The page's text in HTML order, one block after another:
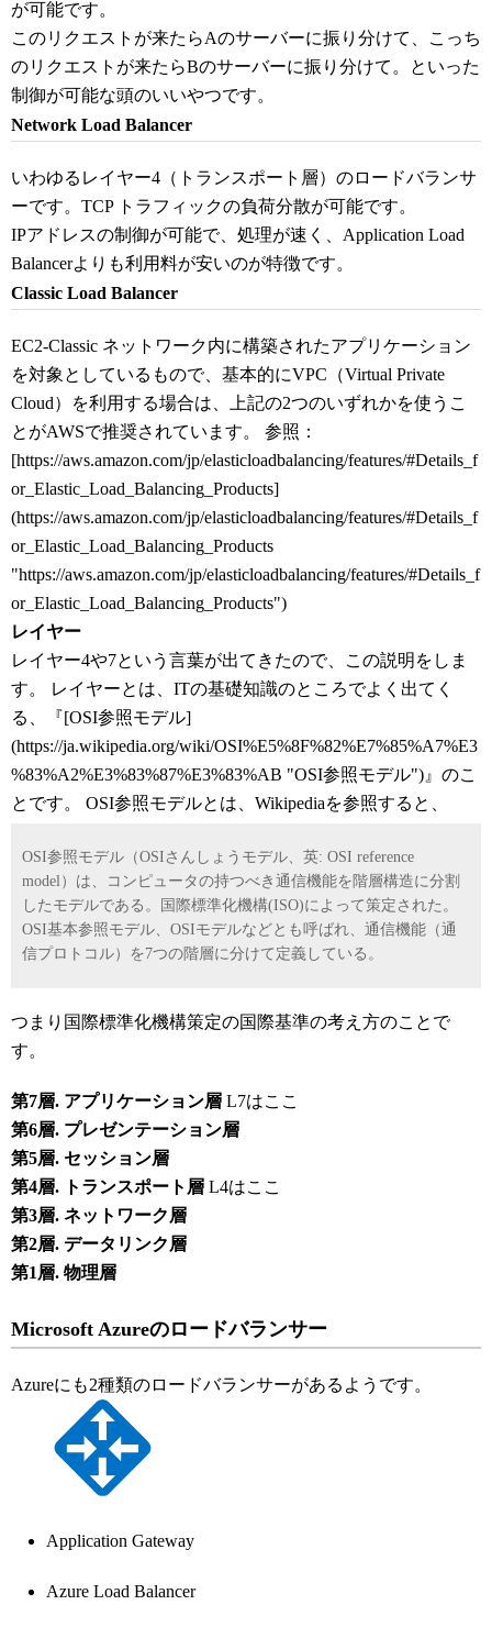
が可能です。
このリクエストが来たらAのサーバーに振り分けて、こっち
のリクエストが来たらBのサーバーに振り分けて。といった
制御が可能な頭のいいやつです。
Network Load Balancer
いわゆるレイヤー4（トランスポート層）のロードバランサ
ーです。TCP トラフィックの負荷分散が可能です。
IPアドレスの制御が可能で、処理が速く、Application Load
Balancerよりも利用料が安いのが特徴です。
Classic Load Balancer
EC2-Classic ネットワーク内に構築されたアプリケーション
を対象としているもので、基本的にVPC（Virtual Private
Cloud）を利用する場合は、上記の2つのいずれかを使うこ
とがAWSで推奨されています。 参照：
[https://aws.amazon.com/jp/elasticloadbalancing/features/#Details_f
or_Elastic_Load_Balancing_Products]
(https://aws.amazon.com/jp/elasticloadbalancing/features/#Details_f
or_Elastic_Load_Balancing_Products
"https://aws.amazon.com/jp/elasticloadbalancing/features/#Details_f
or_Elastic_Load_Balancing_Products")
レイヤー
レイヤー4や7という言葉が出てきたので、この説明をしま
す。 レイヤーとは、ITの基礎知識のところでよく出てく
る、『[OSI参照モデル]
(https://ja.wikipedia.org/wiki/OSI%E5%8F%82%E7%85%A7%E3
%83%A2%E3%83%87%E3%83%AB "OSI参照モデル")』のこ
とです。 OSI参照モデルとは、Wikipediaを参照すると、
OSI参照モデル（OSIさんしょうモデル、英: OSI reference
model）は、コンピュータの持つべき通信機能を階層構造に分割
したモデルである。国際標準化機構(ISO)によって策定された。
OSI基本参照モデル、OSIモデルなどとも呼ばれ、通信機能（通
信プロトコル）を7つの階層に分けて定義している。
つまり国際標準化機構策定の国際基準の考え方のことで
す。
第7層. アプリケーション層 L7はここ
第6層. プレゼンテーション層
第5層. セッション層
第4層. トランスポート層 L4はここ
第3層. ネットワーク層
第2層. データリンク層
第1層. 物理層
Microsoft Azureのロードバランサー
Azureにも2種類のロードバランサーがあるようです。
Application Gateway
Azure Load Balancer